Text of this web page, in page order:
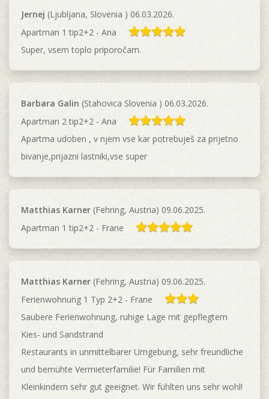
Jernej (Ljubljana, Slovenia ) 06.03.2026.
Apartman 1 tip2+2 - Ana
Super, vsem toplo priporočam.
Barbara Galin (Stahovica Slovenia ) 06.03.2026.
Apartman 2 tip2+2 - Ana
Apartma udoben , v njem vse kar potrebuješ za prijetno
bivanje,prijazni lastniki,vse super
Matthias Karner (Fehring, Austria) 09.06.2025.
Apartman 1 tip2+2 - Frane
Matthias Karner (Fehring, Austria) 09.06.2025.
Ferienwohnung 1 Typ 2+2 - Frane
Saubere Ferienwohnung, ruhige Lage mit gepflegtem
Kies- und Sandstrand
Restaurants in unmittelbarer Umgebung, sehr freundliche
und bemühte Vermieterfamilie! Für Familien mit
Kleinkindern sehr gut geeignet. Wir fühlten uns sehr wohl!